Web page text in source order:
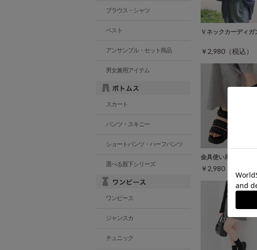
Ｖネックカーディガ
￥2,980（税込）
金具使い厚底サンダル
￥2,980（税込）
ブラウス・シャツ
ベスト
アンサンブル・セット商品
男女兼用アイテム
スカート
パンツ・スキニー
ショートパンツ・ハーフパンツ
選べる股下シリーズ
ワンピース
ジャンスカ
チュニック